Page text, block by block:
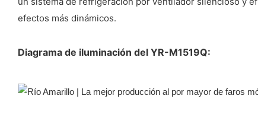
efectos más dinámicos.
Diagrama de iluminación del YR-M1519Q: